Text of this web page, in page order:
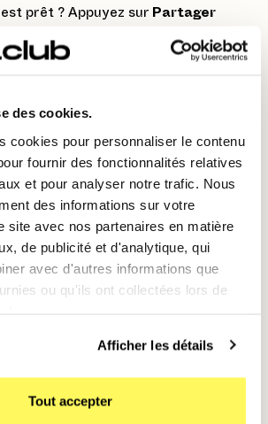
des cookies.
cookies pour personnaliser le contenu
fournir des fonctionnalités relatives
et pour analyser notre trafic. Nous
des informations sur votre
site avec nos partenaires en matière
de publicité et d'analytique, qui
avec d'autres informations que
ou qu'ils ont collectées lors de
Afficher les détails
Tout accepter
prêt ? Appuyez sur Partager
AirDrop, ou même WhatsApp. Le
un scanner ou une
fonction vous sauvera la mise pour
en déplacement.
iPhone 15 à prix malin, pensez à la